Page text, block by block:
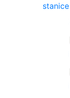
stanice